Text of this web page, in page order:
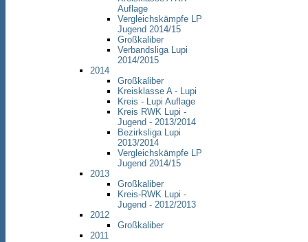
Auflage
Vergleichskämpfe LP
Jugend 2014/15
Großkaliber
Verbandsliga Lupi
2014/2015
2014
Großkaliber
Kreisklasse A - Lupi
Kreis - Lupi Auflage
Kreis RWK Lupi -
Jugend - 2013/2014
Bezirksliga Lupi
2013/2014
Vergleichskämpfe LP
Jugend 2014/15
2013
Großkaliber
Kreis-RWK Lupi -
Jugend - 2012/2013
2012
Großkaliber
2011